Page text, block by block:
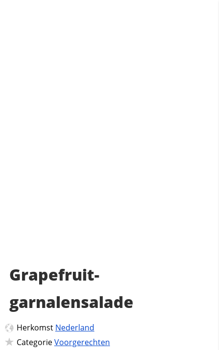
Grapefruit-
garnalensalade
Herkomst Nederland
CategorieVoorgerechten